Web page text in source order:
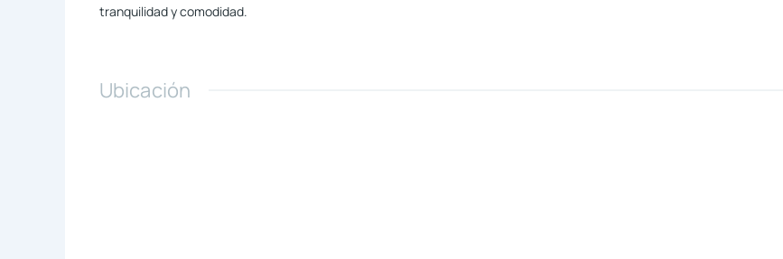
tranquilidad y comodidad.
Ubicación